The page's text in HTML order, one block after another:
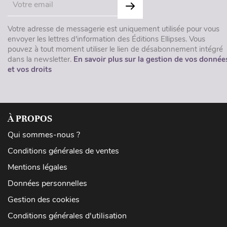
Votre adresse de messagerie est uniquement utilisée pour vous
envoyer les lettres d'information des Éditions Ellipses. Vous
pouvez à tout moment utiliser le lien de désabonnement intégré
dans la newsletter. En savoir plus sur la gestion de vos
et vos droits
À PROPOS
Qui sommes-nous ?
Conditions générales de ventes
Mentions légales
Données personnelles
Gestion des cookies
Conditions générales d'utilisation